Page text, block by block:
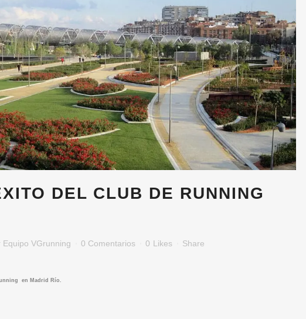
DEL CLUB DE RUNNING
Equipo VGrunning 0 Comentarios 0 Likes Share
en Madrid Río.